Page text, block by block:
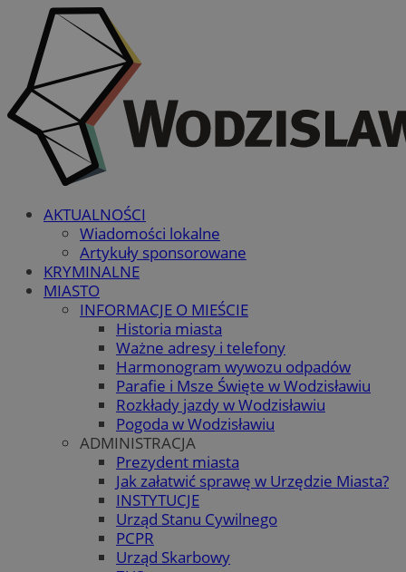
AKTUALNOŚCI
Wiadomości lokalne
Artykuły sponsorowane
KRYMINALNE
MIASTO
INFORMACJE O MIEŚCIE
Historia miasta
Ważne adresy i telefony
Harmonogram wywozu odpadów
Parafie i Msze Święte w Wodzisławiu
Rozkłady jazdy w Wodzisławiu
Pogoda w Wodzisławiu
ADMINISTRACJA
Prezydent miasta
Jak załatwić sprawę w Urzędzie Miasta?
INSTYTUCJE
Urząd Stanu Cywilnego
PCPR
Urząd Skarbowy